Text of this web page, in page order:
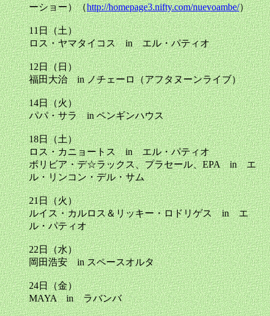
ーショー）（http://homepage3.nifty.com/nuevoambe/）
11日（土）
ロス・ヤマタイコス in エル・パティオ
12日（日）
福田大治 in ノチェーロ（アフタヌーンライブ）
14日（火）
パパ・サラ in ペンギンハウス
18日（土）
ロス・カニョートス in エル・パティオ
ボリビア・デ☆ラックス、プラセール、EPA in エ
ル・リンコン・デル・サム
21日（火）
ルイス・カルロス＆リッキー・ロドリゲス in エ
ル・パティオ
22日（水）
岡田浩安 in スペースオルタ
24日（金）
MAYA in ラバンバ